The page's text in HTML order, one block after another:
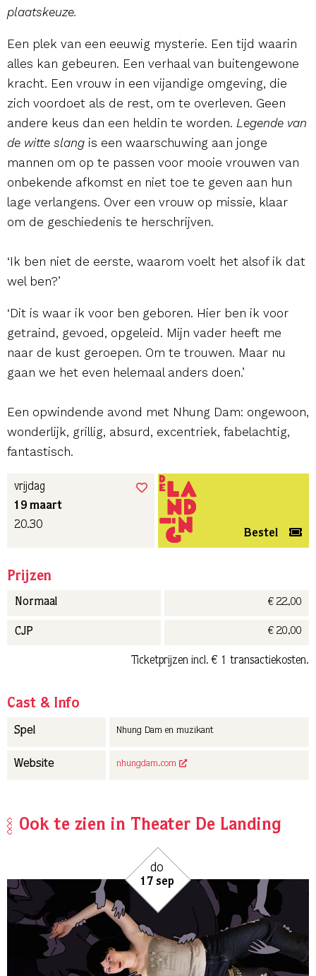
plaatskeuze.
Een plek van een eeuwig mysterie. Een tijd waarin
alles kan gebeuren. Een verhaal van buitengewone
kracht. Een vrouw in een vijandige omgeving, die
zich voordoet als de rest, om te overleven. Geen
andere keus dan een heldin te worden. Legende van
de witte slang is een waarschuwing aan jonge
mannen om op te passen voor mooie vrouwen van
onbekende afkomst en niet toe te geven aan hun
lage verlangens. Over een vrouw op missie, klaar
om de geschiedenis te herschrijven.
‘Ik ben niet de eerste, waarom voelt het alsof ik dat
wel ben?’
‘Dit is waar ik voor ben geboren. Hier ben ik voor
getraind, gevoed, opgeleid. Mijn vader heeft me
naar de kust geroepen. Om te trouwen. Maar nu
gaan we het even helemaal anders doen.’
Een opwindende avond met Nhung Dam: ongewoon,
wonderlijk, grillig, absurd, excentriek, fabelachtig,
fantastisch.
vrijdag
19 maart
20.30
Bestel
Prijzen
Normaal € 22,00
CJP € 20,00
Ticketprijzen incl. € 1 transactiekosten.
Cast & Info
Spel Nhung Dam en muzikant
Website nhungdam.com
Ook te zien in Theater De Landing
do
17 sep